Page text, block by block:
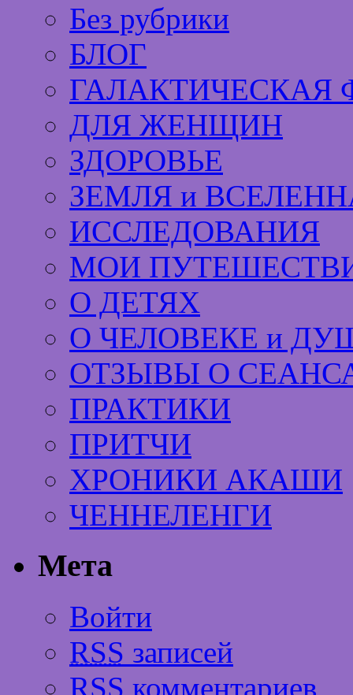
Без рубрики
БЛОГ
ГАЛАКТИЧЕСКАЯ
ДЛЯ ЖЕНЩИН
ЗДОРОВЬЕ
ЗЕМЛЯ и
ИССЛЕДОВАНИЯ
МОИ
О ДЕТЯХ
О ЧЕЛОВЕКЕ и
ОТЗЫВЫ О
ПРАКТИКИ
ПРИТЧИ
ХРОНИКИ АКАШИ
ЧЕННЕЛЕНГИ
Мета
Войти
RSS записей
RSS комментариев